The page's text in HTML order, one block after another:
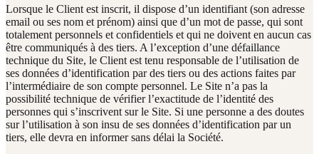
Lorsque le Client est inscrit, il dispose d’un identifiant (son adresse
email ou ses nom et prénom) ainsi que d’un mot de passe, qui sont
totalement personnels et confidentiels et qui ne doivent en aucun cas
être communiqués à des tiers. A l’exception d’une défaillance
technique du Site, le Client est tenu responsable de l’utilisation de
ses données d’identification par des tiers ou des actions faites par
l’intermédiaire de son compte personnel. Le Site n’a pas la
possibilité technique de vérifier l’exactitude de l’identité des
personnes qui s’inscrivent sur le Site. Si une personne a des doutes
sur l’utilisation à son insu de ses données d’identification par un
tiers, elle devra en informer sans délai la Société.